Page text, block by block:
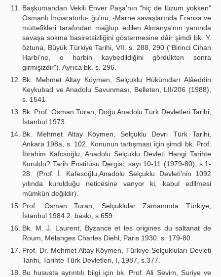
Başkumandan Vekili Enver Paşa’nın “hiç de lüzum yokken"
Osmanlı İmparatorlu- ğu’nu, -Marne savaşlarında Fransa ve
müttefikleri tarafından mağlup edilen Almanya’nın yanında
savaşa sokma basiretsizliğini göstermesine dâir şimdi bk. Y.
öztuna, Büyük Türkiye Tarihi, VII. s. 288, 290 (“Birinci Cihan
Harbi’ne, o harbin kaybedildiğini gördükten sonra
girmişizdir"). Ayrıca bk. s. 296.
Bk. Mehmet Altay Köymen, Selçuklu Hükümdarı Alâeddin
Keykubad ve Anadolu Savunması, Belleten, LII/206 (1988),
s. 1541.
Bk. Prof. Osman Turan, Doğu Anadolu Türk Devletleri Tarihi,
İstanbul 1973.
Bk. Mehmet Altay Köymen, Selçuklu Devri Türk Tarihi,
Ankara 198a, s. 102. Konunun tartışması için şimdi bk. Prof.
İbrahim Kafcsoğlu, Anadolu Selçuklu Devleti Hangi Tarihte
Kuruldu? Tarih Enstitüsü Dergisi, sayı:10-11 (1979-80), s.1-
28. (Prof. İ. Kafesoğlu,Anadolu Selçuklu Devleti’nin 1092
yılında kurulduğu neticesine vanyor ki, kabul edilmesi
mümkün değildir).
Prof. Osman Turan, Selçuklular Zamanında Türkiye,
İstanbul 1984 2. baskı, s.659.
Bk. M. J. Laurent, Byzance et les origines du saltanat de
Roum, Mélanges Charles Diehl, Paris 1930. s. 179-80.
Prof. Dr. Mehmet Altay Köymen, Türkiye Selçukluları Devleti
Tarihi, Tarihte Türk Devletleri, I, 1987, s.377.
Bu hususta ayrıntılı bilgi için bk. Prof. Ali Sevim, Suriye ve